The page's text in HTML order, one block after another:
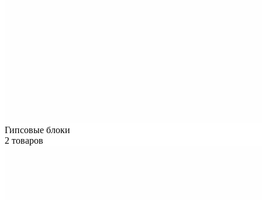
Гипсовые блоки
2 товаров